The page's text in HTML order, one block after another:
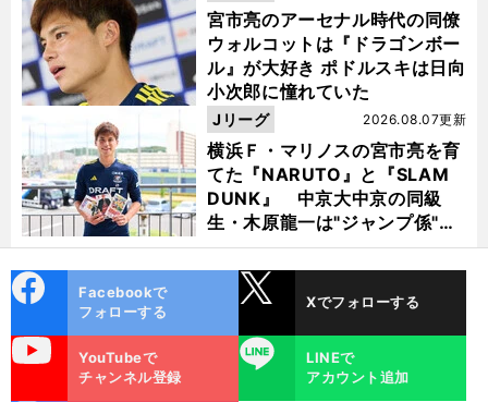
宮市亮のアーセナル時代の同僚
ウォルコットは『ドラゴンボー
ル』が大好き ポドルスキは日向
小次郎に憧れていた
横浜Ｆ・マリノスの宮市亮を育
てた『NARUTO』と『SLAM
DUNK』 中京大中京の同級
生・木原龍一は"ジャンプ係"だ
った
2026.08.07更新
Jリーグ
ok
Facebookで
フォローする
Xでフォローする
YouTubeで
チャンネル登録
LINE
LINEで
アカウント追加